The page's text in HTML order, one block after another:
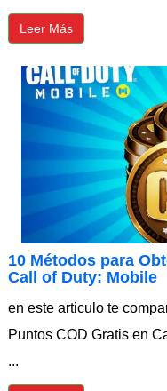
Leer Más
10 Métodos para
Call of Duty: Mobile
en este articulo te
Puntos COD Gratis en
...